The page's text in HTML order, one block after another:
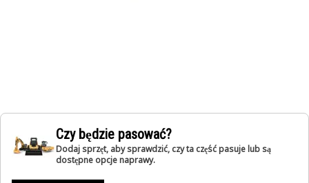
Czy będzie pasować?
Dodaj sprzęt, aby sprawdzić, czy ta część pasuje lub są
dostępne opcje naprawy.